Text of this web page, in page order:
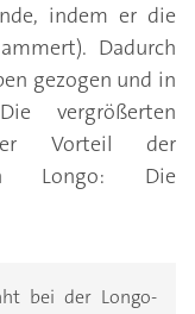
indem er die
Dadurch
gezogen und in
vergrößerten
Vorteil der
Longo: Die
bei der Longo-